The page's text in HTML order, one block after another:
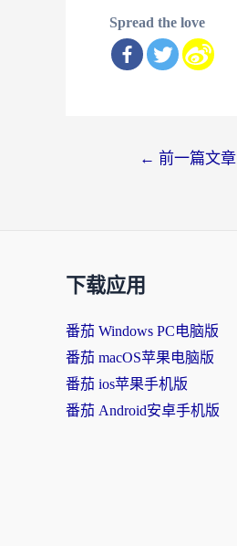
Spread the love
← 前一篇文章
下载应用
番茄 Windows PC电脑版
番茄 macOS苹果电脑版
番茄 ios苹果手机版
番茄 Android安卓手机版